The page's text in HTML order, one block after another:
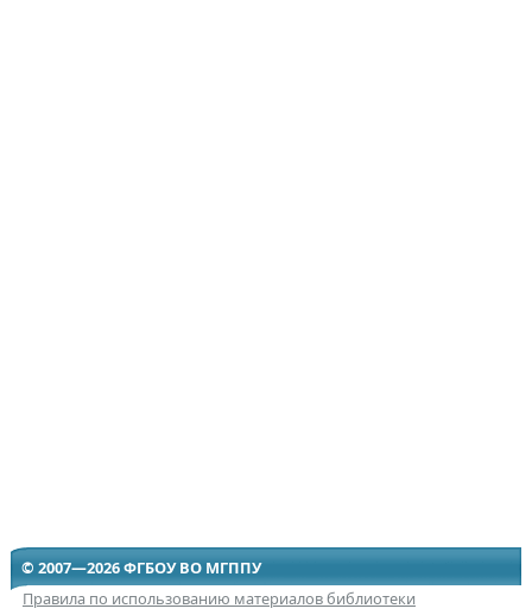
© 2007—2026 ФГБОУ ВО МГППУ
Правила по использованию материалов библиотеки